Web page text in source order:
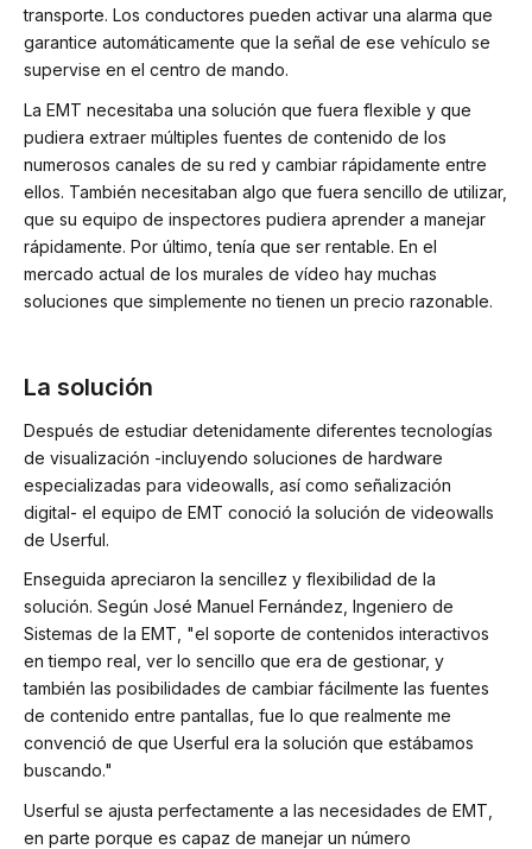
transporte. Los conductores pueden activar una alarma que
garantice automáticamente que la señal de ese vehículo se
supervise en el centro de mando.
La EMT necesitaba una solución que fuera flexible y que
pudiera extraer múltiples fuentes de contenido de los
numerosos canales de su red y cambiar rápidamente entre
ellos. También necesitaban algo que fuera sencillo de utilizar,
que su equipo de inspectores pudiera aprender a manejar
rápidamente. Por último, tenía que ser rentable. En el
mercado actual de los murales de vídeo hay muchas
soluciones que simplemente no tienen un precio razonable.
La solución
Después de estudiar detenidamente diferentes tecnologías
de visualización -incluyendo soluciones de hardware
especializadas para videowalls, así como señalización
digital- el equipo de EMT conoció la solución de videowalls
de Userful.
Enseguida apreciaron la sencillez y flexibilidad de la
solución. Según José Manuel Fernández, Ingeniero de
Sistemas de la EMT, "el soporte de contenidos interactivos
en tiempo real, ver lo sencillo que era de gestionar, y
también las posibilidades de cambiar fácilmente las fuentes
de contenido entre pantallas, fue lo que realmente me
convenció de que Userful era la solución que estábamos
buscando."
Userful se ajusta perfectamente a las necesidades de EMT,
en parte porque es capaz de manejar un número